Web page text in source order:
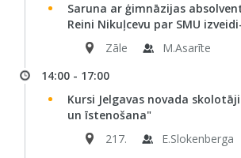
Saruna ar ģimnāzijas
Reini Nikuļcevu par SMU
Zāle
M.Asarīte
14:00 - 17:00
Kursi Jelgavas novada
un īstenošana"
217.
E.Slokenberga